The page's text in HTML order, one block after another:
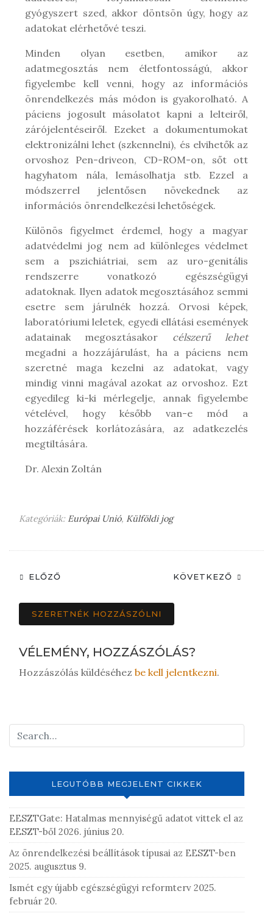
gyógyszert szed, akkor döntsön úgy, hogy az
adatokat elérhetővé teszi.
Minden olyan esetben, amikor az
adatmegosztás nem életfontosságú, akkor
figyelembe kell venni, hogy az információs
önrendelkezés más módon is gyakorolható. A
páciens jogosult másolatot kapni a lelteiről,
zárójelentéseiről. Ezeket a dokumentumokat
elektronizálni lehet (szkennelni), és elvihetők az
orvoshoz Pen-driveon, CD-ROM-on, sőt ott
hagyhatom nála, lemásolhatja stb. Ezzel a
módszerrel jelentősen növekednek az
információs önrendelkezési lehetőségek.
Különös figyelmet érdemel, hogy a magyar
adatvédelmi jog nem ad különleges védelmet
sem a pszichiátriai, sem az uro-genitális
rendszerre vonatkozó egészségügyi
adatoknak. Ilyen adatok megosztásához semmi
esetre sem járulnék hozzá. Orvosi képek,
laboratóriumi leletek, egyedi ellátási események
adatainak megosztásakor célszerű lehet
megadni a hozzájárulást, ha a páciens nem
szeretné maga kezelni az adatokat, vagy
mindig vinni magával azokat az orvoshoz. Ezt
egyedileg ki-ki mérlegelje, annak figyelembe
vételével, hogy később van-e mód a
hozzáférések korlátozására, az adatkezelés
megtiltására.
Dr. Alexin Zoltán
Kategóriák: Európai Unió, Külföldi jog
ELŐZŐ KÖVETKEZŐ
SZERETNÉK HOZZÁSZÓLNI
VÉLEMÉNY, HOZZÁSZÓLÁS?
Hozzászólás küldéséhez be kell jelentkezni.
LEGUTÓBB MEGJELENT CIKKEK
EESZTGate: Hatalmas mennyiségű adatot vittek el az
EESZT-ből 2026. június 20.
Az önrendelkezési beállítások típusai az EESZT-ben
2025. augusztus 9.
Ismét egy újabb egészségügyi reformterv 2025.
február 20.